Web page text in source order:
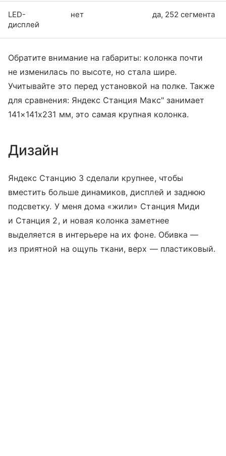
LED-
дисплей
нет да, 252 сегмента
Обратите внимание на габариты: колонка почти
не изменилась по высоте, но стала шире.
Учитывайте это перед установкой на полке. Также
для сравнения: Яндекс Станция Макс" занимает
141×141х231 мм, это самая крупная колонка.
Дизайн
Яндекс Станцию 3 сделали крупнее, чтобы
вместить больше динамиков, дисплей и заднюю
подсветку. У меня дома «жили» Станция Миди
и Станция 2, и новая колонка заметнее
выделяется в интерьере на их фоне. Обивка —
из приятной на ощупь ткани, верх — пластиковый.